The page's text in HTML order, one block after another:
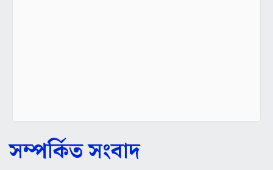
সম্পর্কিত সংবাদ